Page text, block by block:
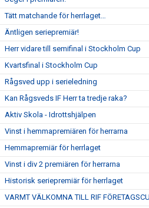
Tätt matchande för herrlaget…
Äntligen seriepremiär!
Herr vidare till semifinal i Stockholm Cup
Kvartsfinal i Stockholm Cup
Rågsved upp i serieledning
Kan Rågsveds IF Herr ta tredje raka?
Aktiv Skola - Idrottshjälpen
Vinst i hemmapremiären för herrarna
Hemmapremiär för herrlaget
Vinst i div 2 premiären för herrarna
Historisk seriepremiär för herrlaget
VARMT VÄLKOMNA TILL RIF